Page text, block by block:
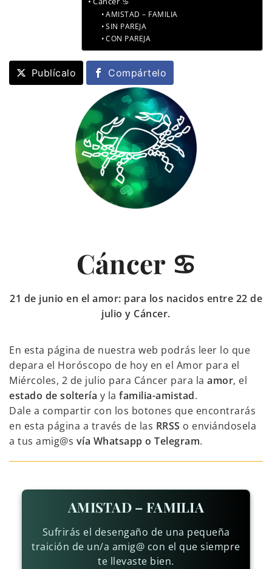
AMISTAD – FAMILIA
SIN PAREJA
CON PAREJA
Publícalo Compártelo
Cáncer ♋
21 de junio en el amor: para los nacidos entre 22 de
julio y Cáncer.
En esta página de nuestra web podrás leer lo que
depara el Horóscopo de hoy en el Amor para el
Miércoles, 2 de julio para Cáncer para la amor, el
estado de soltería y la familia-amistad.
Dale a compartir con los botones que encontrarás
en esta página a través de las RRSS o enviándosela
a tus amig@s vía Whatsapp o Telegram.
AMISTAD – FAMILIA
Sufrirás el desengaño de una pequeña
traición de un/a amig@ con el que siempre
te llevaste bien.